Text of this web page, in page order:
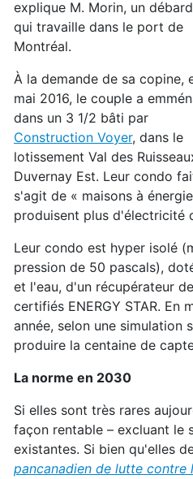
explique M. Morin, un
qui travaille dans le port de
Montréal.
À la demande de sa copine,
mai 2016, le couple a
dans un 3 1/2 bâti par
Construction Voyer, dans le
lotissement Val des
Duvernay Est. Leur condo
s'agit de « maisons à
produisent plus d'électricité
Leur condo est hyper isolé
pression de 50 pascals),
et l'eau, d'un récupérateur
certifiés ENERGY STAR.
année, selon une simulation
produire la centaine de
La norme en 2030
Si elles sont très rares
façon rentable – excluant le
existantes. Si bien qu'elles
pancanadien de lutte contre